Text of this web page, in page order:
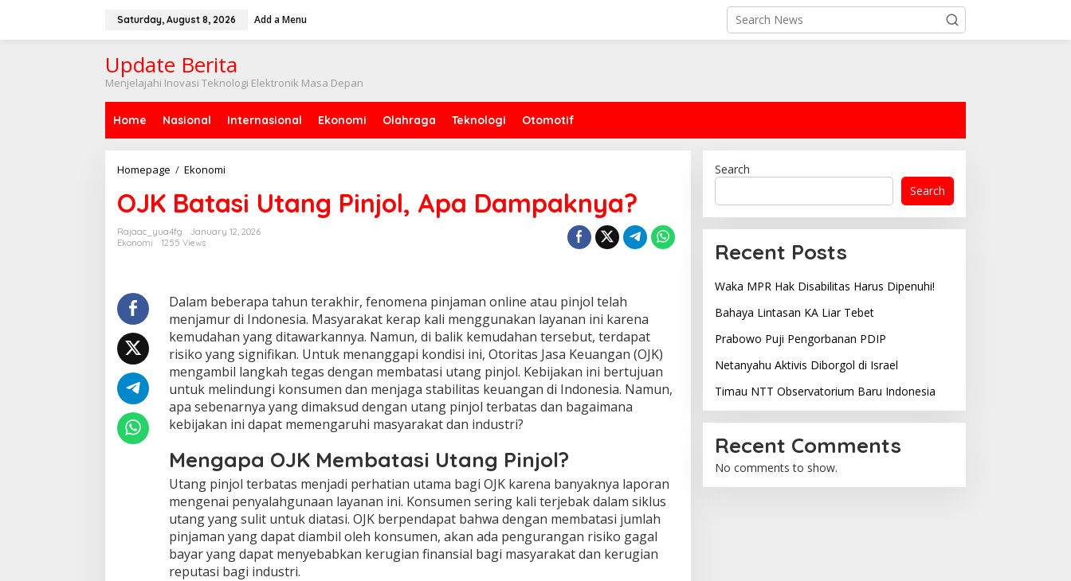
Saturday, August 8, 2026 Add a Menu
Update Berita
Menjelajahi Inovasi Teknologi Elektronik Masa Depan
Home Nasional Internasional Ekonomi Olahraga Teknologi Otomotif
Homepage / Ekonomi
Utang
Pinjol,
Apa
Dampaknya?
OJK Batasi Utang Pinjol, Apa Dampaknya?
Rajaac_yua4fg
January 12, 2026
Ekonomi
1255 Views
Dalam beberapa tahun terakhir, fenomena pinjaman online atau pinjol telah
menjamur di Indonesia. Masyarakat kerap kali menggunakan layanan ini karena
kemudahan yang ditawarkannya. Namun, di balik kemudahan tersebut, terdapat
risiko yang signifikan. Untuk menanggapi kondisi ini, Otoritas Jasa Keuangan (OJK)
mengambil langkah tegas dengan membatasi utang pinjol. Kebijakan ini bertujuan
untuk melindungi konsumen dan menjaga stabilitas keuangan di Indonesia. Namun,
apa sebenarnya yang dimaksud dengan utang pinjol terbatas dan bagaimana
kebijakan ini dapat memengaruhi masyarakat dan industri?
Mengapa OJK Membatasi Utang Pinjol?
Utang pinjol terbatas menjadi perhatian utama bagi OJK karena banyaknya laporan
mengenai penyalahgunaan layanan ini. Konsumen sering kali terjebak dalam siklus
utang yang sulit untuk diatasi. OJK berpendapat bahwa dengan membatasi jumlah
pinjaman yang dapat diambil oleh konsumen, akan ada pengurangan risiko gagal
bayar yang dapat menyebabkan kerugian finansial bagi masyarakat dan kerugian
reputasi bagi industri.
Search
Search
Recent Posts
Waka MPR Hak Disabilitas Harus Dipenuhi!
Bahaya Lintasan KA Liar Tebet
Prabowo Puji Pengorbanan PDIP
Netanyahu Aktivis Diborgol di Israel
Timau NTT Observatorium Baru Indonesia
Recent Comments
No comments to show.